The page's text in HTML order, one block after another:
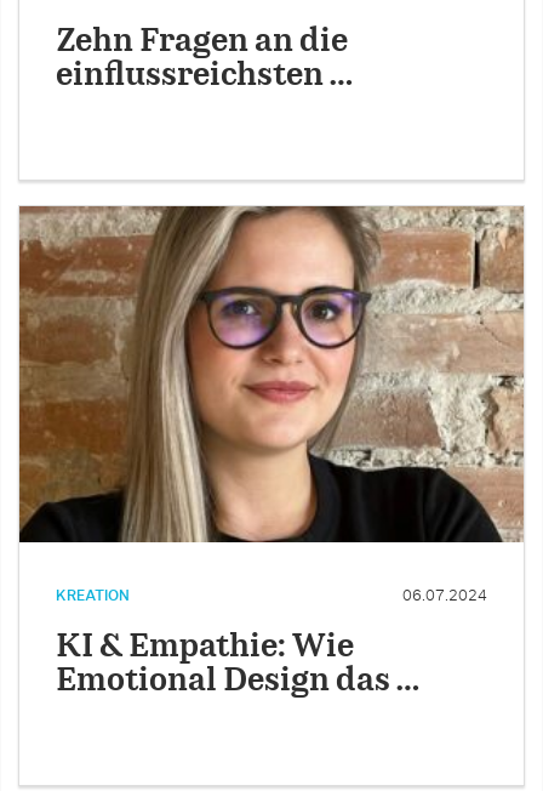
Zehn Fragen an die
einflussreichsten …
KREATION 06.07.2024
KI & Empathie: Wie
Emotional Design das …